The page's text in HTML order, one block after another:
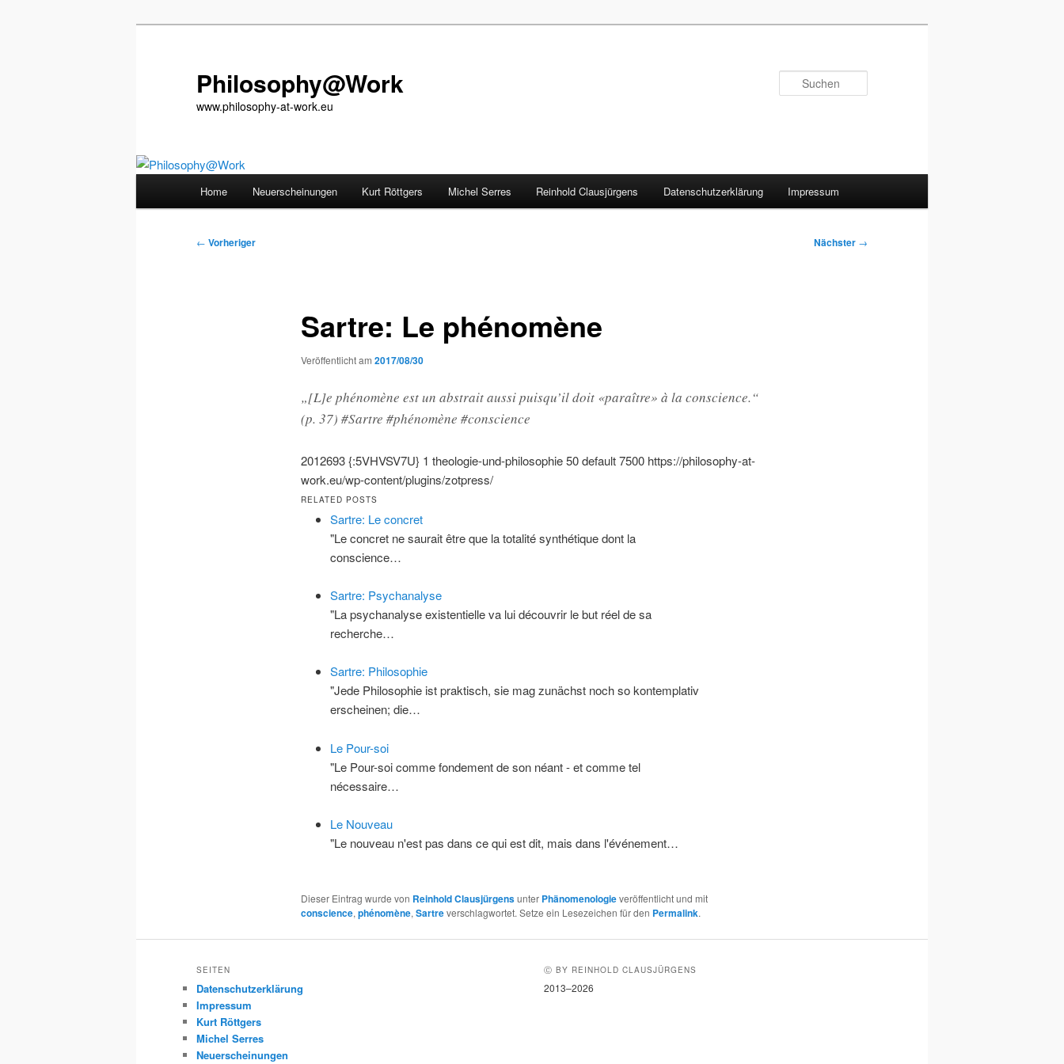
Philosophy@Work
www.philosophy-at-work.eu
Home Neuerscheinungen Kurt Röttgers Michel Serres Reinhold Clausjürgens Datenschutzerklärung Impressum
Beitragsnavigation
← Vorheriger Nächster →
Sartre: Le phénomène
Veröffentlicht am 2017/08/30
„[L]e phénomène est un abstrait aussi puisqu’il doit «paraître» à la conscience.“
(p. 37) #Sartre #phénomène #conscience
2012693{:5VHVSV7U} 1 theologie-und-philosophie50default7500 https://philosophy-at-
work.eu/wp-content/plugins/zotpress/
RELATED POSTS
Sartre: Le concret
"Le concret ne saurait être que la totalité synthétique dont la
conscience…
Sartre: Psychanalyse
"La psychanalyse existentielle va lui découvrir le but réel de sa
recherche…
Sartre: Philosophie
"Jede Philosophie ist praktisch, sie mag zunächst noch so kontemplativ
erscheinen; die…
Le Pour-soi
"Le Pour-soi comme fondement de son néant - et comme tel
nécessaire…
Le Nouveau
"Le nouveau n'est pas dans ce qui est dit, mais dans l'événement…
Dieser Eintrag wurde von Reinhold Clausjürgensunter Phänomenologieveröffentlicht und mit
conscience, phénomène, Sartreverschlagwortet. Setze ein Lesezeichen für den Permalink.
SEITEN
Datenschutzerklärung
Impressum
Kurt Röttgers
Michel Serres
Neuerscheinungen
Ⓒ BY REINHOLD CLAUSJÜRGENS
2013–2026